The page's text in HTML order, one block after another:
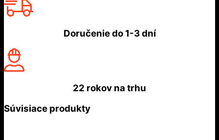
Doručenie do1-3 dní
22 rokov na trhu
Súvisiace produkty